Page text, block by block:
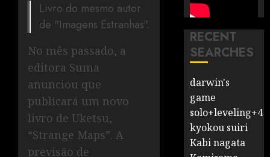
Livro do mesmo autor
de "Imagens Estranhas".
No mês passado, a
editora Suma
anunciou que
publicará um novo
livro de Uketsu,
“Strange Maps”. A
previsão de
RECENT
SEARCHES
darwin's
game
solo+leveling+4
kyokou suiri
Kabi nagata